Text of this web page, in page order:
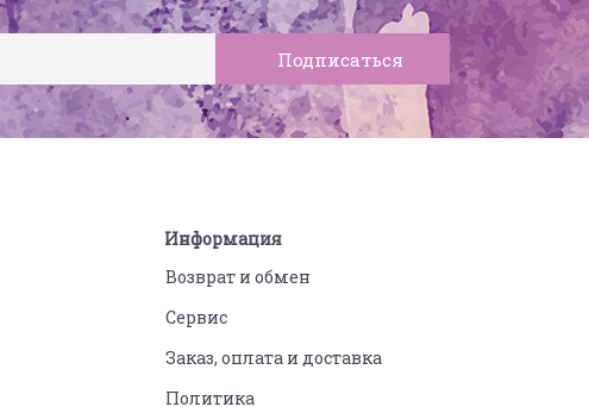
Информация
Возврат и обмен
Сервис
Заказ, оплата и доставка
Политика